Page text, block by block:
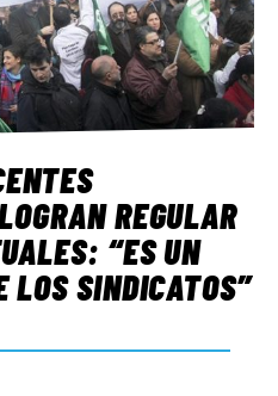
REGULAR
“ES UN
LOS SINDICATOS”